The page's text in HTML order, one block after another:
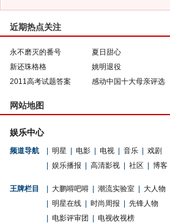
近期热点关注
永不磨灭的番号 夏日甜心
新还珠格格
姚明退役
2011高考试题答案
感动中国十大母亲评选
网站地图
娱乐中心
频道导航 明星 电影 电视 音乐
戏剧
娱乐播报 高清影视 社区 博客
王牌栏目 大鹏嘚吧嘚 潮流实验室
大人物
明星在线 时尚周报
先锋人物
电影评审团 电视收视榜